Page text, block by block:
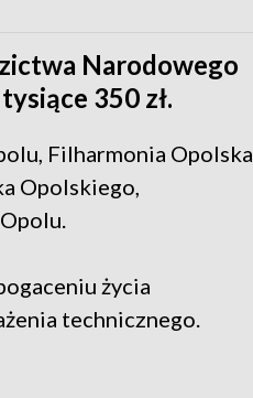
Narodowego
350 zł.
Filharmonia Opolska
Opolskiego,
życia
technicznego.